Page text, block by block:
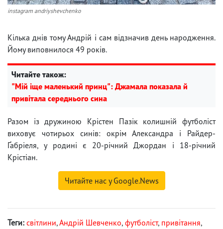
instagram andriyshevchenko
Кілька днів тому Андрій і сам відзначив день народження.
Йому виповнилося 49 років.
Читайте також:
"Мій іще маленький принц": Джамала показала й
привітала середнього сина
Разом із дружиною Крістен Пазік колишній футболіст
виховує чотирьох синів: окрім Александра і Райдер-
Ґабріеля, у родині є 20-річний Джордан і 18-річний
Крістіан.
Читайте нас у Google.News
Теги: світлини,Андрій Шевченко, футболіст, привітання,